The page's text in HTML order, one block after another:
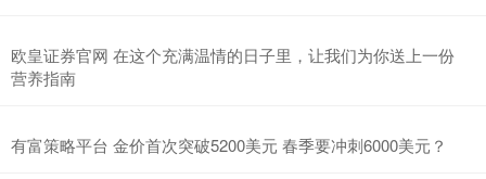
欧皇证券官网 在这个充满温情的日子里，让我们为你送上一份
营养指南
有富策略平台 金价首次突破5200美元 春季要冲刺6000美元？